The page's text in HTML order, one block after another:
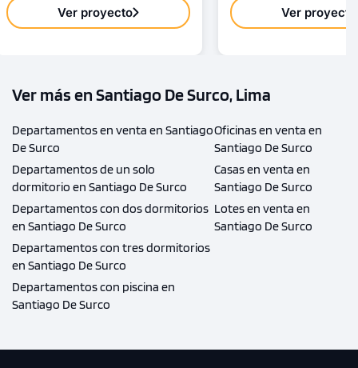
Desde
S/ 475,800
Ver proyecto Ver proyecto
Ver más en Santiago De Surco, Lima
Departamentos en venta en Santiago
De Surco
Departamentos de un solo
dormitorio en Santiago De Surco
Departamentos con dos dormitorios
en Santiago De Surco
Departamentos con tres dormitorios
en Santiago De Surco
Departamentos con piscina en
Santiago De Surco
Oficinas en venta en
Santiago De Surco
Casas en venta en
Santiago De Surco
Lotes en venta en
Santiago De Surco